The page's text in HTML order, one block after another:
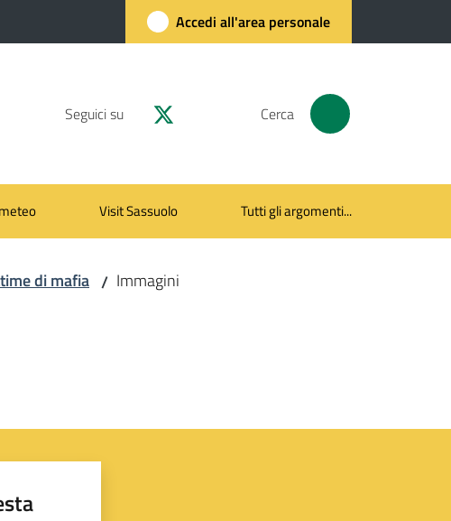
Accedi all'area personale
Seguici su Cerca
Visit Sassuolo Tutti gli argomenti...
di mafia / Immagini